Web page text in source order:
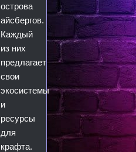
острова
айсбергов.
Каждый
из них
предлагает
свои
экосистемы
и
ресурсы
для
крафта.